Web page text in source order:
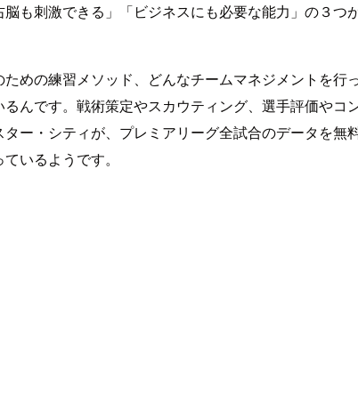
も刺激できる」「ビジネスにも必要な能力」の３つ
めの練習メソッド、どんなチームマネジメントを行
んです。戦術策定やスカウティング、選手評価やコ
ー・シティが、プレミアリーグ全試合のデータを
いるようです。